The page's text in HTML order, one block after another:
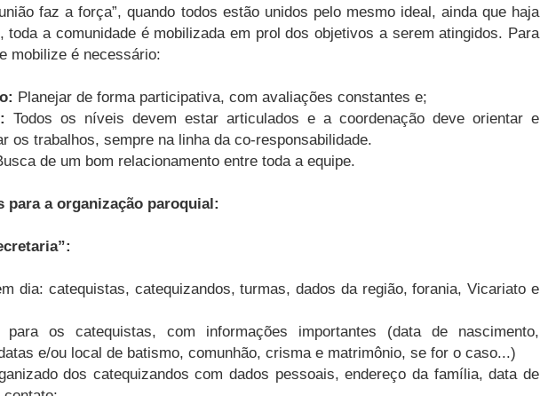
faz a força”, quando todos estão unidos pelo mesmo ideal, ainda que haja
toda a comunidade é mobilizada em prol dos objetivos a serem atingidos. Para
mobilize é necessário:
Planejar de forma participativa, com avaliações constantes e;
Todos os níveis devem estar articulados e a coordenação deve orientar e
os trabalhos, sempre na linha da co-responsabilidade.
de um bom relacionamento entre toda a equipe.
para a organização paroquial:
dia: catequistas, catequizandos, turmas, dados da região, forania, Vicariato e
os catequistas, com informações importantes (data de nascimento,
e/ou local de batismo, comunhão, crisma e matrimônio, se for o caso...)
dos catequizandos com dados pessoais, endereço da família, data de